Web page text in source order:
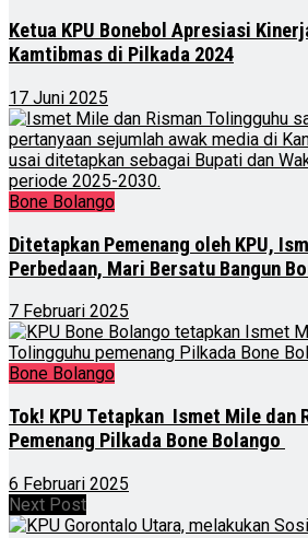
Ketua KPU Bonebol Apresiasi
Kamtibmas di Pilkada 2024
17 Juni 2025
Bone Bolango
Ditetapkan Pemenang oleh KPU,
Perbedaan, Mari Bersatu Bangun
7 Februari 2025
Bone Bolango
Tok! KPU Tetapkan Ismet Mile dan
Pemenang Pilkada Bone Bolango
6 Februari 2025
Next Post